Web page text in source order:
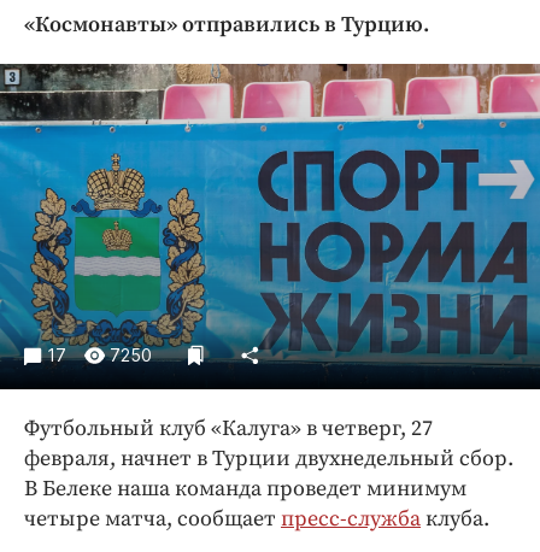
Благоустройство
Криминал
Культура
Недвижимость и ЖКХ
Образование
Общество
Погода
Праздники
Происшествия
Спорт
ПРОЕКТЫ
Блоги
Издания
«Космонавты» отправились в Турцию.
17 7250
Футбольный клуб «Калуга» в четверг, 27
февраля, начнет в Турции двухнедельный сбор.
В Белеке наша команда проведет минимум
четыре матча, сообщает пресс-службаклуба.